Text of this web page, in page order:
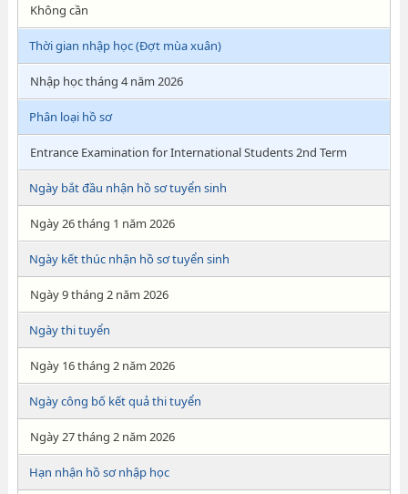
Không cần
Thời gian nhập học (Đợt mùa xuân)
Nhập học tháng 4 năm 2026
Phân loại hồ sơ
Entrance Examination for International Students 2nd Term
Ngày bắt đầu nhận hồ sơ tuyển sinh
Ngày 26 tháng 1 năm 2026
Ngày kết thúc nhận hồ sơ tuyển sinh
Ngày 9 tháng 2 năm 2026
Ngày thi tuyển
Ngày 16 tháng 2 năm 2026
Ngày công bố kết quả thi tuyển
Ngày 27 tháng 2 năm 2026
Hạn nhận hồ sơ nhập học